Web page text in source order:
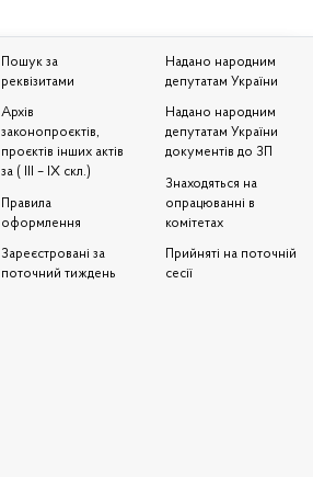
Пошук за
реквізитами
Архів
законопроєктів,
проєктів інших актів
за ( III – IX скл.)
Правила
оформлення
Зареєстровані за
поточний тиждень
Надано народним
депутатам України
Надано народним
депутатам України
документів до ЗП
Знаходяться на
опрацюванні в
комітетах
Прийняті на поточній
сесії